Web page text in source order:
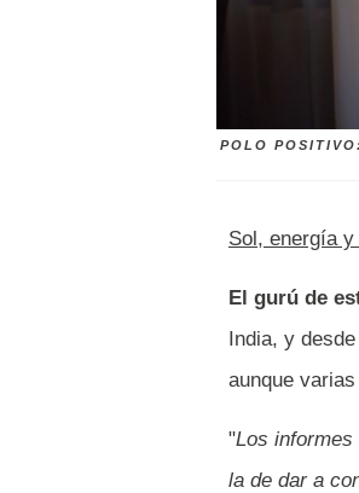
POLO
Sol, energía
El gurú de
India, y
aunque
"Los informes
la de dar a